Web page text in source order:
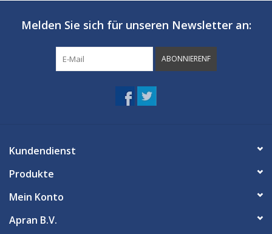
Melden Sie sich für unseren Newsletter an:
ABONNIERENF
Kundendienst
Produkte
Mein Konto
Apran B.V.